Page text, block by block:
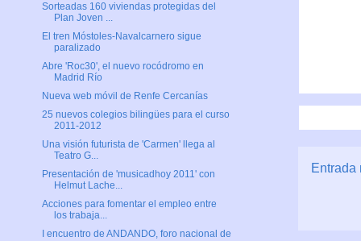
Entrada
Sorteadas 160 viviendas protegidas del
Plan Joven ...
El tren Móstoles-Navalcarnero sigue
paralizado
Abre 'Roc30', el nuevo rocódromo en
Madrid Río
Nueva web móvil de Renfe Cercanías
25 nuevos colegios bilingües para el curso
2011-2012
Una visión futurista de 'Carmen' llega al
Teatro G...
Presentación de 'musicadhoy 2011' con
Helmut Lache...
Acciones para fomentar el empleo entre
los trabaja...
I encuentro de ANDANDO, foro nacional de